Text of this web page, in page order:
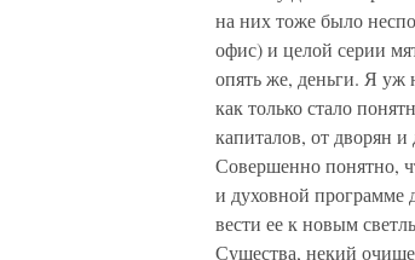
на них тоже было
офис) и целой серии
опять же, деньги. Я
как только стало
капиталов, от дворян
Совершенно понятно,
и духовной программе
вести ее к новым
Существа, некий